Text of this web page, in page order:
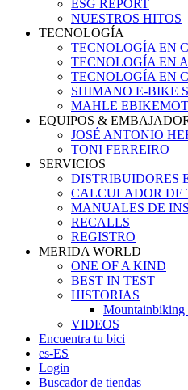
ESG REPORT
NUESTROS HITOS
TECNOLOGÍA
TECNOLOGÍA EN
TECNOLOGÍA EN
TECNOLOGÍA EN
SHIMANO E-BIKE
MAHLE
EQUIPOS &
JOSÉ ANTONIO
TONI FERREIRO
SERVICIOS
DISTRIBUIDORES
CALCULADOR DE
MANUALES DE
RECALLS
REGISTRO
MERIDA WORLD
ONE OF A KIND
BEST IN TEST
HISTORIAS
Mountainbiking
VIDEOS
Encuentra tu bici
es-ES
Login
Buscador de tiendas